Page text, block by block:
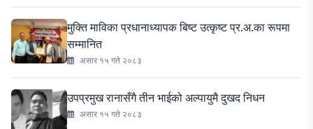
मुक्ति माविका प्रधानाध्यापक बिष्ट उत्कृष्ट प्र.अ.का रूपमा
सम्मानित
असार १५ गते २०८३
उपप्रमुख रानासँगै तीन भाईको अल्पायुमै दुखद निधन
असार १५ गते २०८३